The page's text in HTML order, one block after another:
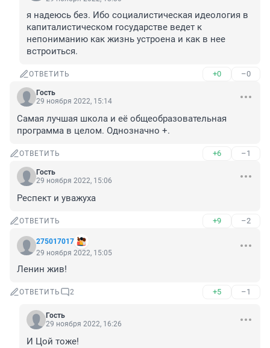
я надеюсь без. Ибо социалистическая идеология в
капиталистическом государстве ведет к
непониманию как жизнь устроена и как в нее
встроиться.
ОТВЕТИТЬ +0 –0
Гость
29 ноября 2022, 15:14
Самая лучшая школа и её общеобразовательная
программа в целом. Однозначно +.
ОТВЕТИТЬ +6 –1
Гость
29 ноября 2022, 15:06
Респект и уважуха
ОТВЕТИТЬ +9 –2
275017017
29 ноября 2022, 15:05
Ленин жив!
ОТВЕТИТЬ 2 +5 –1
Гость
29 ноября 2022, 16:26
И Цой тоже!